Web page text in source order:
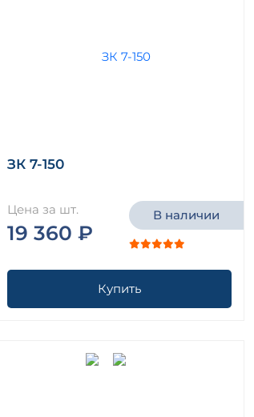
ЗК 7-150
Цена за шт.
19 360 ₽
В наличии
Купить